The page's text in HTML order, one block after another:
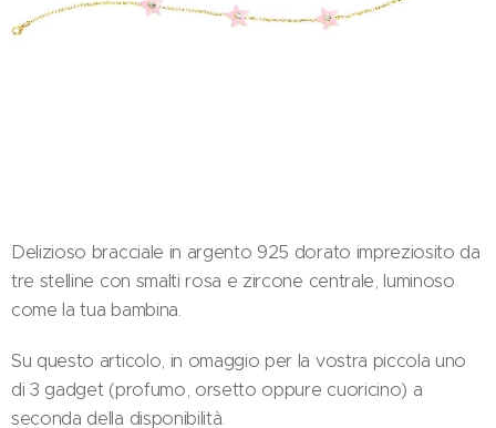
Delizioso bracciale in argento 925 dorato impreziosito da
tre stelline con smalti rosa e zircone centrale, luminoso
come la tua bambina.
Su questo articolo, in omaggio per la vostra piccola uno
di 3 gadget (profumo, orsetto oppure cuoricino) a
seconda della disponibilità.